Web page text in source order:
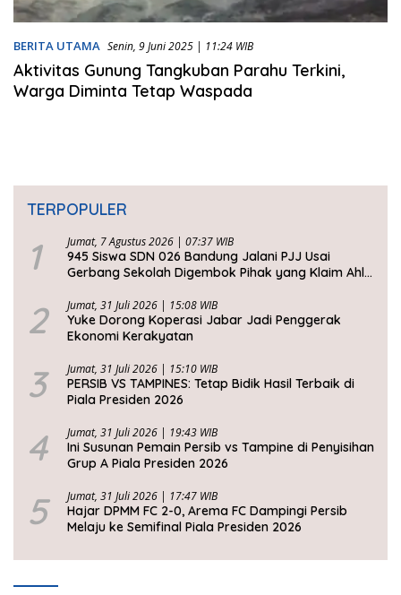
BERITA UTAMA Senin, 9 Juni 2025 | 11:24 WIB
Aktivitas Gunung Tangkuban Parahu Terkini,
Warga Diminta Tetap Waspada
TERPOPULER
1 Jumat, 7 Agustus 2026 | 07:37 WIB
945 Siswa SDN 026 Bandung Jalani PJJ Usai
Gerbang Sekolah Digembok Pihak yang Klaim Ahli
2 Jumat, 31 Juli 2026 | 15:08 WIB
Yuke Dorong Koperasi Jabar Jadi Penggerak
Ekonomi Kerakyatan
3 Jumat, 31 Juli 2026 | 15:10 WIB
PERSIB VS TAMPINES: Tetap Bidik Hasil Terbaik di
Piala Presiden 2026
4 Jumat, 31 Juli 2026 | 19:43 WIB
Ini Susunan Pemain Persib vs Tampine di Penyisihan
Grup A Piala Presiden 2026
5 Jumat, 31 Juli 2026 | 17:47 WIB
Hajar DPMM FC 2-0, Arema FC Dampingi Persib
Melaju ke Semifinal Piala Presiden 2026